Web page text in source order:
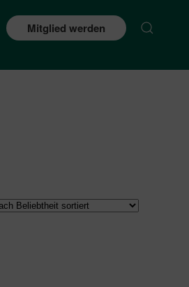
Mitglied werden